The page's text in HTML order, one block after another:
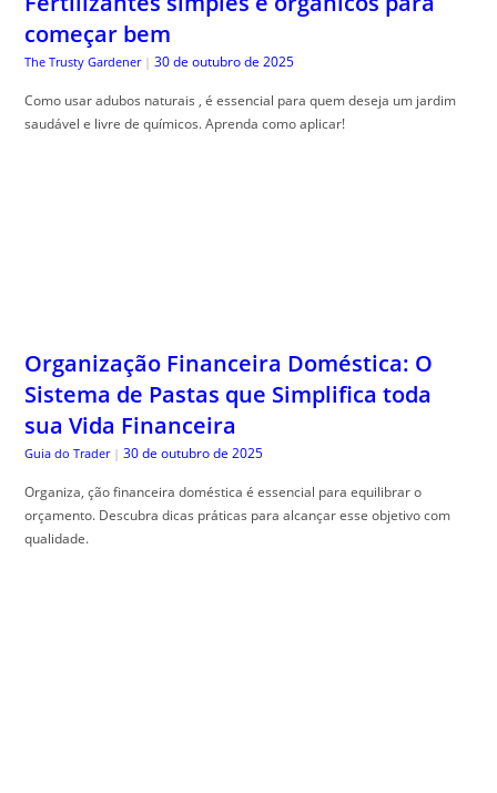
começar bem
The Trusty Gardener | 30 de outubro de 2025
Como usar adubos naturais , é essencial para quem deseja um jardim
saudável e livre de químicos. Aprenda como aplicar!
Organização Financeira Doméstica: O
Sistema de Pastas que Simplifica toda
sua Vida Financeira
Guia do Trader | 30 de outubro de 2025
Organiza, ção financeira doméstica é essencial para equilibrar o
orçamento. Descubra dicas práticas para alcançar esse objetivo com
qualidade.